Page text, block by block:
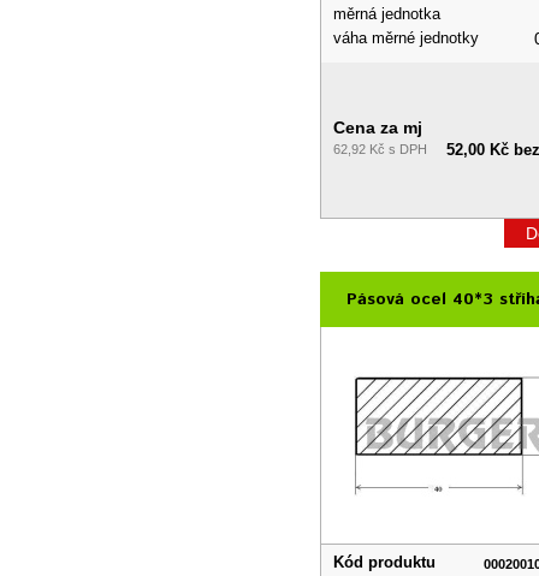
měrná jednotka
váha měrné jednotky
Cena za mj
62,92 Kč s DPH 52,00 Kč
Pásová ocel 40*3
Kód produktu